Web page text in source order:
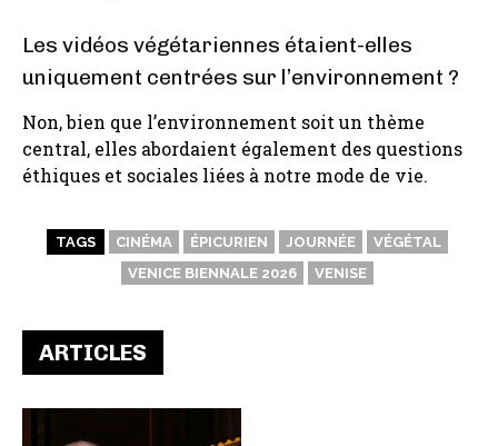
Les vidéos végétariennes étaient-elles
uniquement centrées sur l’environnement ?
Non, bien que l’environnement soit un thème
central, elles abordaient également des questions
éthiques et sociales liées à notre mode de vie.
TAGS CINÉMA ÉPICURIEN JOURNÉE
VÉGÉTAL
VENICE BIENNALE 2026
VENISE
ARTICLES